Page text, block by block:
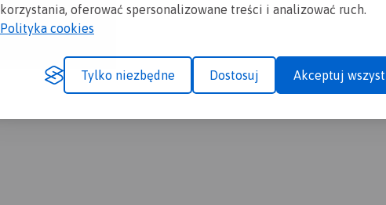
korzystania, oferować spersonalizowane treści i analizować ruch.
Polityka cookies
Tylko niezbędne Dostosuj Akceptuj